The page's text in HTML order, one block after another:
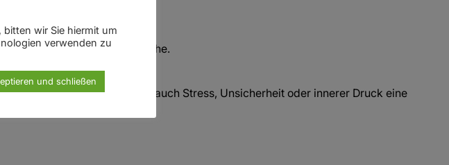
nicht nur an der Sprache.
zu lange nachdenkst
Grammatik — oft spielen auch Stress, Unsicherheit oder innerer Druck eine
wir Sie hiermit um
verwenden zu
und schließen